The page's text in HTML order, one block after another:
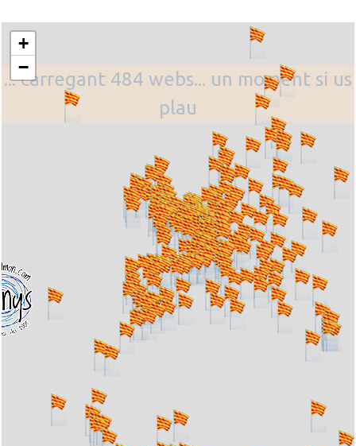
... carregant 484 webs... un moment si us
plau
+
−